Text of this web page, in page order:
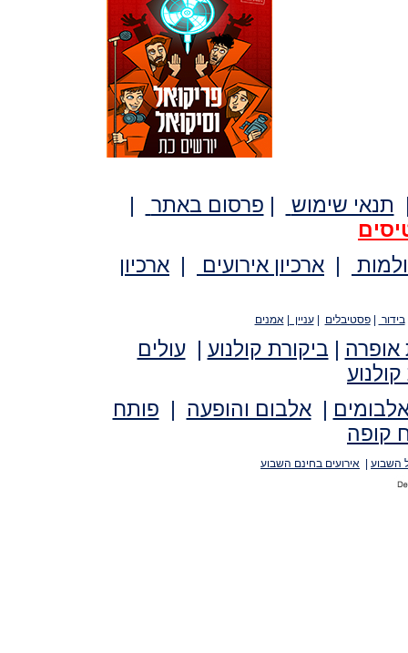
תנאי שימוש | פרסום באתר
|
| ארכיון אירועים | ארכיון
בידור |פסטיבלים |עניין |אמנים
אופרה | ביקורת קולנוע |עולים
קולנוע
|אלבום והופעה | פותח
קופה
השבוע אירועים בחינם השבוע